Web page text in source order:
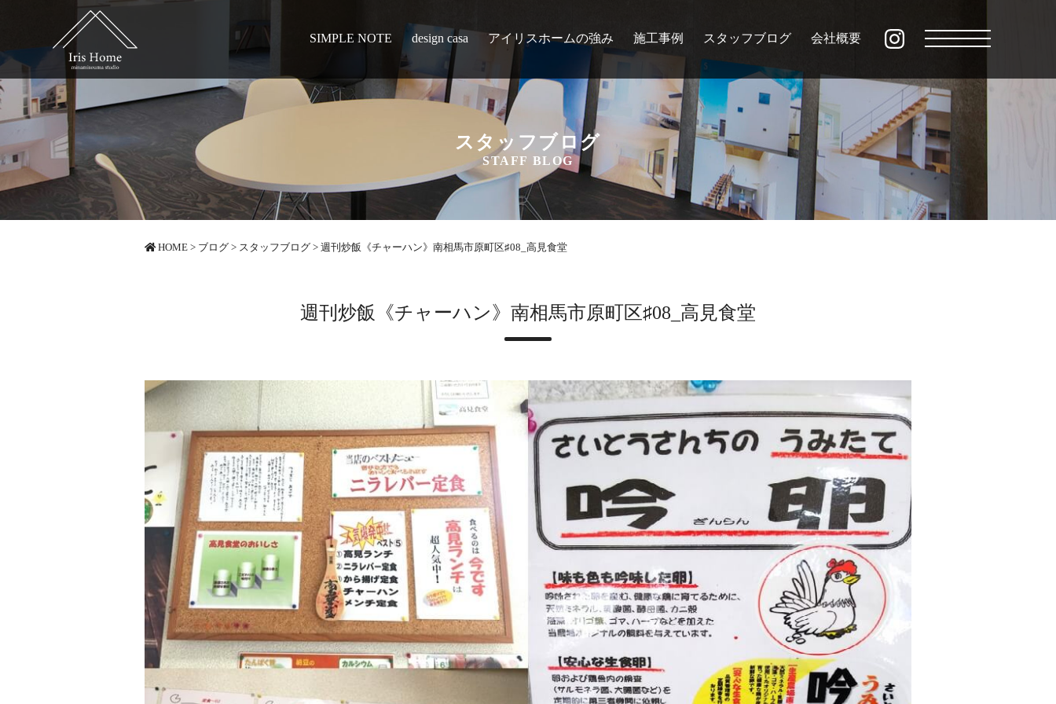
SIMPLE NOTE design casa アイリスホームの強み 施工事例 スタッフブログ 会社概要
スタッフブログ
STAFF BLOG
HOME> ブログ> スタッフブログ> 週刊炒飯《チャーハン》南相馬市原町区♯08_高見食堂
週刊炒飯《チャーハン》南相馬市原町区♯08_高見食堂